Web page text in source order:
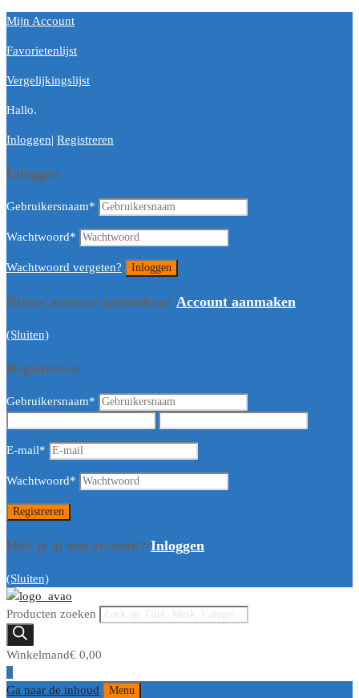
Mijn Account
Favorietenlijst
Vergelijkingslijst
Hallo.
Inloggen| Registreren
Inloggen
Gebruikersnaam*
Wachtwoord*
Wachtwoord vergeten?
Nieuw account aanmaken? Account aanmaken
(Sluiten)
Registreren
Gebruikersnaam*
E-mail*
Wachtwoord*
Heb je al een account? Inloggen
(Sluiten)
Producten zoeken
Winkelmand€ 0,00
0
Ga naar de inhoud
Menu